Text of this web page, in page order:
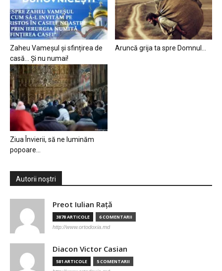
Zaheu Vameșul și sfințirea de
casă… Și nu numai!
Aruncă grija ta spre Domnul…
Ziua Învierii, să ne luminăm
popoare…
Autorii noștri
Preot Iulian Raţă
3878 ARTICOLE 6 COMENTARII
http://www.ortodoxia.md
Diacon Victor Casian
581 ARTICOLE 5 COMENTARII